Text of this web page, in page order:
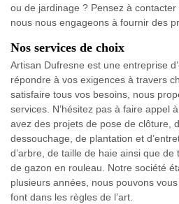
ou de jardinage ? Pensez à
nous nous engageons à fournir des
Nos services de choix
Artisan Dufresne est une entreprise
répondre à vos exigences à travers
satisfaire tous vos besoins, nous
services. N’hésitez pas à faire appel
avez des projets de pose de clôture,
dessouchage, de plantation et
d’arbre, de taille de haie ainsi que
de gazon en rouleau. Notre société
plusieurs années, nous pouvons
font dans les règles de l’art.